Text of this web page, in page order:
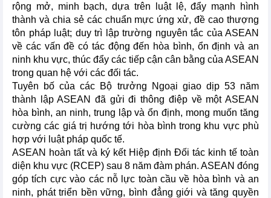
rộng mở, minh bạch, dựa trên luật lệ, đẩy mạnh hình
thành và chia sẻ các chuẩn mực ứng xử, đề cao thượng
tôn pháp luật; duy trì lập trường nguyên tắc của ASEAN
về các vấn đề có tác động đến hòa bình, ổn định và an
ninh khu vực, thúc đẩy các tiếp cận cân bằng của ASEAN
trong quan hệ với các đối tác.
Tuyên bố của các Bộ trưởng Ngoại giao dịp 53 năm
thành lập ASEAN đã gửi đi thông điệp về một ASEAN
hòa bình, an ninh, trung lập và ổn định, mong muốn tăng
cường các giá trị hướng tới hòa bình trong khu vực phù
hợp với luật pháp quốc tế.
ASEAN hoàn tất và ký kết Hiệp định Đối tác kinh tế toàn
diện khu vực (RCEP) sau 8 năm đàm phán. ASEAN đóng
góp tích cực vào các nỗ lực toàn cầu về hòa bình và an
ninh, phát triển bền vững, bình đẳng giới và tăng quyền